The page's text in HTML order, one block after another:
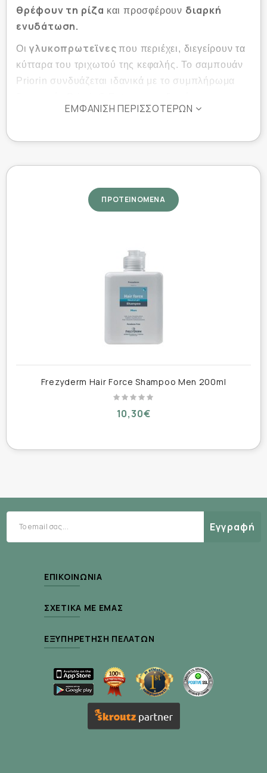
θρέφουν τη ρίζα και προσφέρουν διαρκή
ενυδάτωση.
Οιγλυκοπρωτεϊνεςπου περιέχει, διεγείρουν τα
κύτταρα του τριχωτού της κεφαλής. Το σαμπουάν
Priorin συνδυάζεται ιδανικά με το συμπλήρωμα
υγείας των μαλλιών σας. Δεν περιέχει χρωστικές
εκχύλισμα κεχριού (μελίνης), τρέφει και
ενυδατώνει την τρίχα σε διάρκεια
Οι γλυκοπρωτεϊνες που περιέχει, διεγείρουν τα
κύτταρα του τριχωτού της κεφαλής.
Δεν περιέχει χρωστικές και parabens.
Με το σαμπουάν Priorin® μπορείτε να λούζετε
τα μαλλιά σας συχνά.
Χρήση:
Απλώστε σε βρεγμένα μαλλιά και κάνετε ελαφρύ
μασάζ για 2-3 λεπτά. Ξεπλύνετε με άφθονο νερό
ΕΜΦΆΝΙΣΗ ΠΕΡΙΣΣΌΤΕΡΩΝ
ΠΡΟΤΕΙΝΟΜΕΝΑ
Frezyderm Hair Force Shampoo Men 200ml
10,30€
Εγγραφή
ΕΠΙΚΟΙΝΩΝΊΑ
ΣΧΕΤΙΚΆ ΜΕ ΕΜΆΣ
ΕΞΥΠΗΡΈΤΗΣΗ ΠΕΛΑΤΏΝ